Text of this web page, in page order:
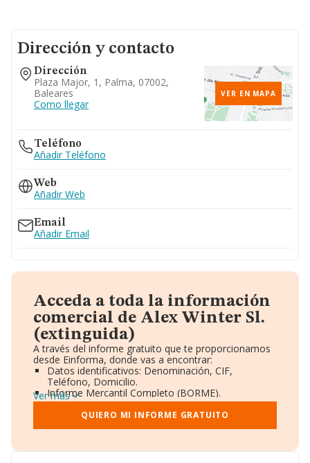
Dirección y contacto
Dirección
Plaza Major, 1, Palma, 07002,
Baleares
Como llegar
VER EN MAPA
Teléfono
Añadir Teléfono
Web
Añadir Web
Email
Añadir Email
Acceda a toda la información
comercial de Alex Winter Sl.
(extinguida)
A través del informe gratuito que te proporcionamos
desde Einforma, donde vas a encontrar:
Datos identificativos: Denominación, CIF,
Teléfono, Domicilio.
Informe Mercantil Completo (BORME).
Gráficos de Evolución Ventas y Empleados.
Consejo de Administración y Administradores.
Directivos y Ejecutivos.
Ver más
QUIERO MI INFORME GRATUITO